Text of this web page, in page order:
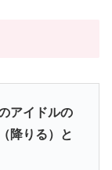
アイドルの
降りる）と